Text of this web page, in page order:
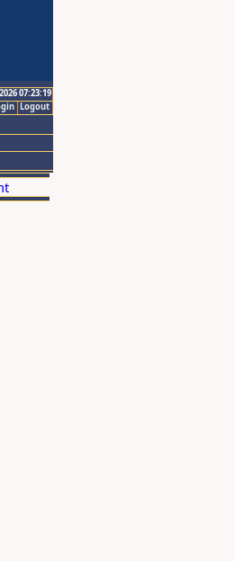
07:23:19
Logout